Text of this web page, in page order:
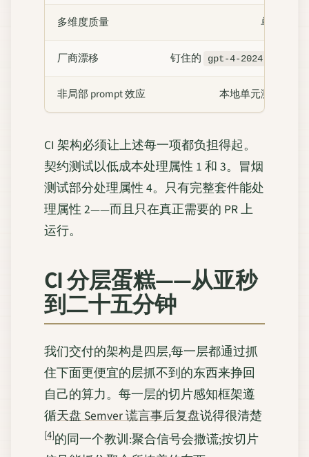
多维度质量 单一布尔
厂商漂移 钉住的 gpt-4-2024-01-01
非局部 prompt 效应 本地单元测试无法
CI 架构必须让上述每一项都负担得起。
契约测试以低成本处理属性 1 和 3。冒烟
测试部分处理属性 4。只有完整套件能处
理属性 2——而且只在真正需要的 PR 上
运行。
CI 分层蛋糕——从亚秒
到二十五分钟
我们交付的架构是四层,每一层都通过抓
住下面更便宜的层抓不到的东西来挣回
自己的算力。每一层的切片感知框架遵
循天盘 Semver 谎言事后复盘说得很清楚
[4]的同一个教训:聚合信号会撒谎;按切片